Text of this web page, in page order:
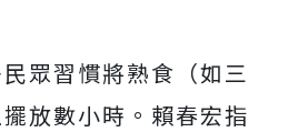
眾習慣將熟食（如三
放數小時。賴春宏指